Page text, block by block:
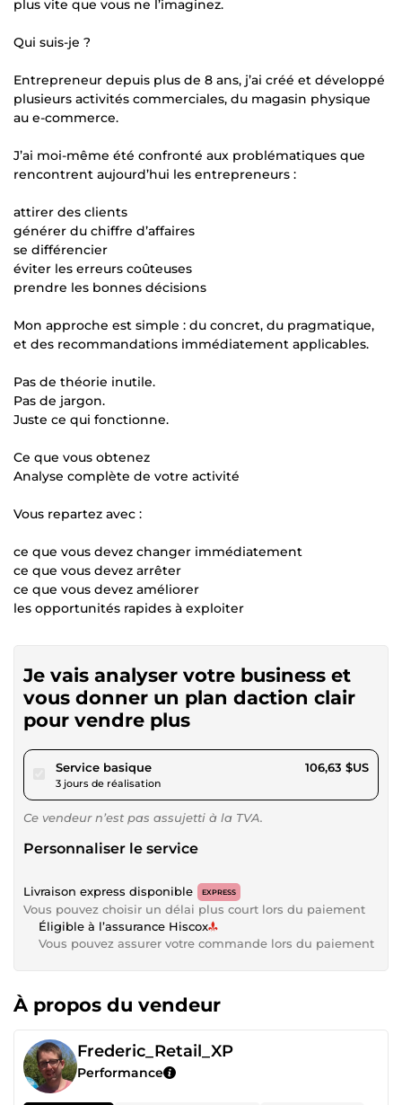
plus vite que vous ne l’imaginez.
Qui suis-je ?
Entrepreneur depuis plus de 8 ans, j’ai créé et développé
plusieurs activités commerciales, du magasin physique
au e-commerce.
J’ai moi-même été confronté aux problématiques que
rencontrent aujourd’hui les entrepreneurs :
attirer des clients
générer du chiffre d’affaires
se différencier
éviter les erreurs coûteuses
prendre les bonnes décisions
Mon approche est simple : du concret, du pragmatique,
et des recommandations immédiatement applicables.
Pas de théorie inutile.
Pas de jargon.
Juste ce qui fonctionne.
Ce que vous obtenez
Analyse complète de votre activité
Vous repartez avec :
ce que vous devez changer immédiatement
ce que vous devez arrêter
ce que vous devez améliorer
les opportunités rapides à exploiter
Je vais analyser votre business et
vous donner un plan daction clair
pour vendre plus
Service basiquepour 98,27 $US
3 jours de réalisation
106,63 $US
Ce vendeur n’est pas assujetti à la TVA.
Personnaliser le service
Livraison express disponible EXPRESS
Vous pouvez choisir un délai plus court lors du paiement
Éligible à l’assurance Hiscox
Vous pouvez assurer votre commande lors du paiement
À propos du vendeur
Frederic_Retail_XP
Performance